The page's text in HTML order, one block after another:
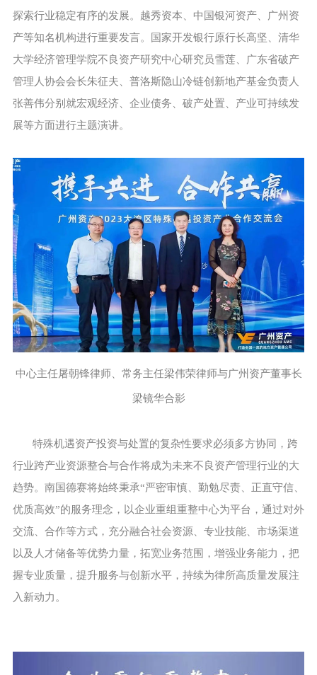
探索行业稳定有序的发展。越秀资本、中国银河资产、广州资
产等知名机构进行重要发言。国家开发银行原行长高坚、清华
大学经济管理学院不良资产研究中心研究员雪莲、广东省破产
管理人协会会长朱征夫、普洛斯隐山冷链创新地产基金负责人
张善伟分别就宏观经济、企业债务、破产处置、产业可持续发
展等方面进行主题演讲。
中心主任屠朝锋律师、常务主任梁伟荣律师与广州资产董事长
梁镜华合影
特殊机遇资产投资与处置的复杂性要求必须多方协同，跨
行业跨产业资源整合与合作将成为未来不良资产管理行业的大
趋势。南国德赛将始终秉承“严密审慎、勤勉尽责、正直守信、
优质高效”的服务理念，以企业重组重整中心为平台，通过对外
交流、合作等方式，充分融合社会资源、专业技能、市场渠道
以及人才储备等优势力量，拓宽业务范围，增强业务能力，把
握专业质量，提升服务与创新水平，持续为律所高质量发展注
入新动力。